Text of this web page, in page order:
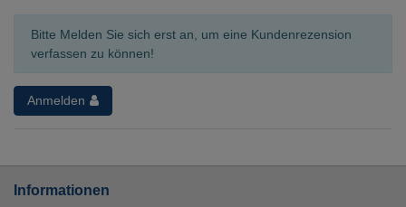
Bitte Melden Sie sich erst an, um eine Kundenrezension
verfassen zu können!
Anmelden
Informationen